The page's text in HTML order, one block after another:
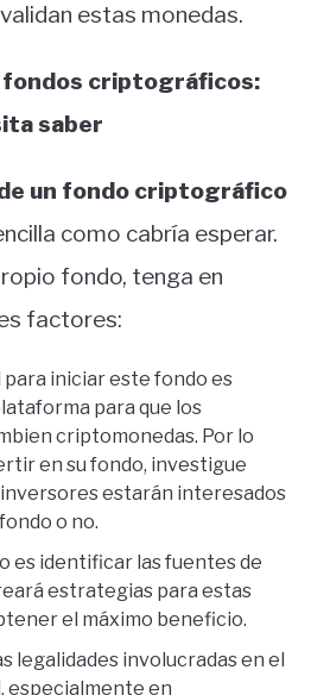
estas monedas.
fondos criptográficos:
saber
un fondo criptográfico
como cabría esperar.
fondo, tenga en
factores:
iniciar este fondo es
para que los
criptomonedas. Por lo
en su fondo, investigue
estarán interesados
o no.
es identificar las fuentes de
estrategias para estas
el máximo beneficio.
legalidades involucradas en el
especialmente en